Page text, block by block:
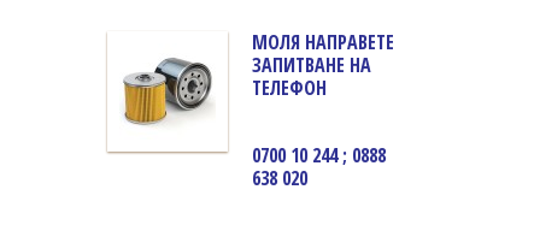
МОЛЯ НАПРАВЕТЕ
ЗАПИТВАНЕ НА
ТЕЛЕФОН
0700 10 244 ; 0888
638 020